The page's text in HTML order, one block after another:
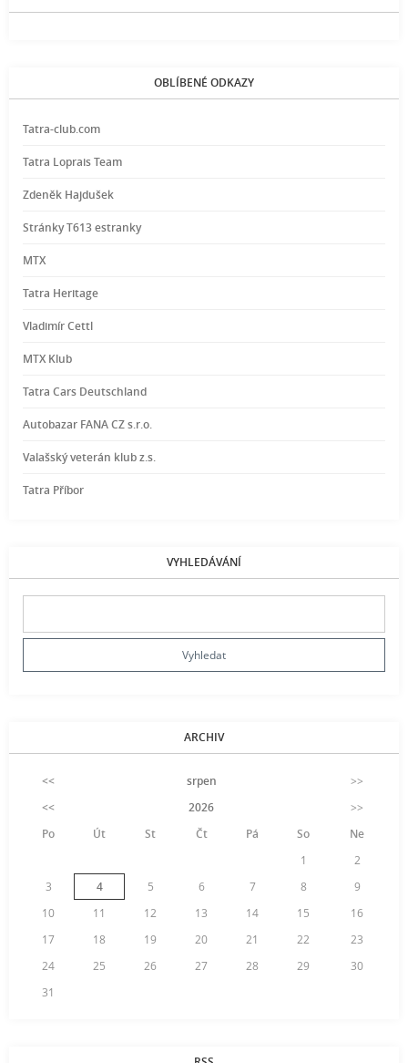
OBLÍBENÉ ODKAZY
Tatra-club.com
Tatra Loprais Team
Zdeněk Hajdušek
Stránky T613 estranky
MTX
Tatra Heritage
Vladimír Cettl
MTX Klub
Tatra Cars Deutschland
Autobazar FANA CZ s.r.o.
Valašský veterán klub z.s.
Tatra Příbor
VYHLEDÁVÁNÍ
ARCHIV
<< srpen
>>
<<
2026
>>
Po
Út St Čt Pá So
Ne
1
2
3
4 5 6 7 8
9
10
11 12 13 14 15
16
17
18 19 20 21 22
23
24
25 26 27 28 29
30
31